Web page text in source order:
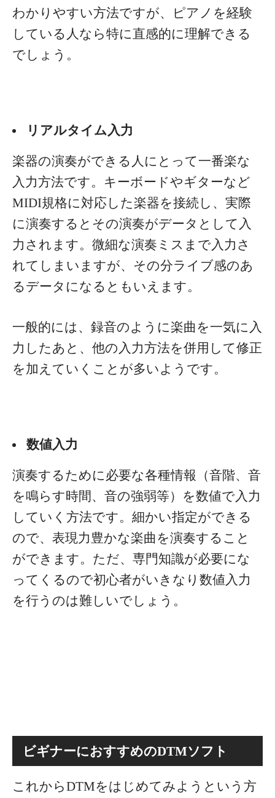
わかりやすい方法ですが、ピアノを経験
している人なら特に直感的に理解できる
でしょう。
リアルタイム入力
楽器の演奏ができる人にとって一番楽な
入力方法です。キーボードやギターなど
MIDI規格に対応した楽器を接続し、実際
に演奏するとその演奏がデータとして入
力されます。微細な演奏ミスまで入力さ
れてしまいますが、その分ライブ感のあ
るデータになるともいえます。
一般的には、録音のように楽曲を一気に入
力したあと、他の入力方法を併用して修正
を加えていくことが多いようです。
数値入力
演奏するために必要な各種情報（音階、音
を鳴らす時間、音の強弱等）を数値で入力
していく方法です。細かい指定ができる
ので、表現力豊かな楽曲を演奏すること
ができます。ただ、専門知識が必要にな
ってくるので初心者がいきなり数値入力
を行うのは難しいでしょう。
ビギナーにおすすめのDTMソフト
これからDTMをはじめてみようという方